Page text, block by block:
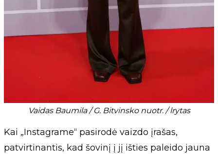
Vaidas Baumila / G. Bitvinsko nuotr. / lrytas
Kai „Instagrame“ pasirodė vaizdo įrašas,
patvirtinantis, kad šovinį į jį išties paleido jauna